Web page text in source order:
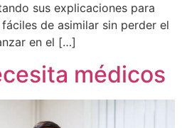
sus explicaciones para
de asimilar sin perder el
en el […]
médicos